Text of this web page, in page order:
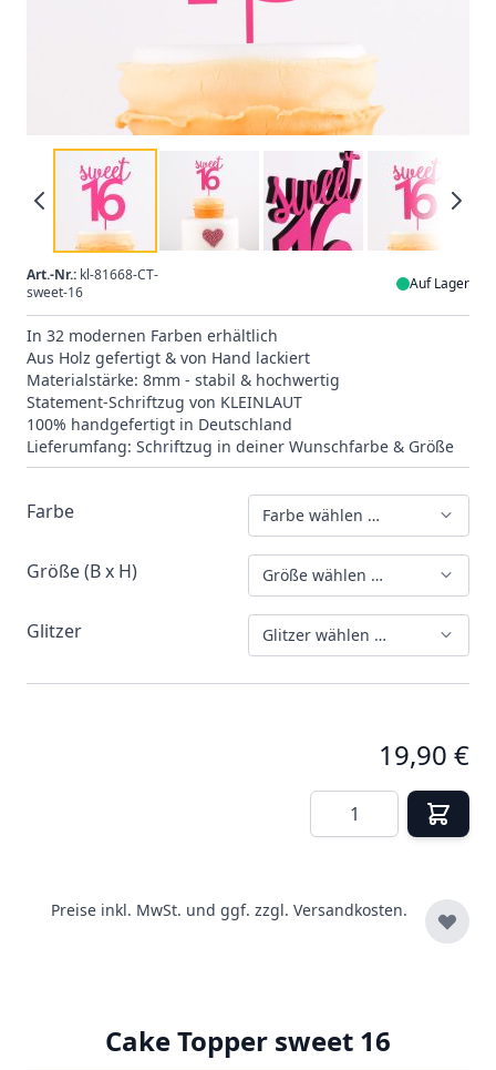
Art.-Nr.: kl-81668-CT-
sweet-16
Auf Lager
In 32 modernen Farben erhältlich
Aus Holz gefertigt & von Hand lackiert
Materialstärke: 8mm - stabil & hochwertig
Statement-Schriftzug von KLEINLAUT
100% handgefertigt in Deutschland
Lieferumfang: Schriftzug in deiner Wunschfarbe & Größe
Farbe Farbe wählen …
Größe (B x H) Größe wählen …
Glitzer Glitzer wählen …
19,90 €
Menge
Preise inkl. MwSt. und ggf. zzgl. Versandkosten.
Cake Topper sweet 16